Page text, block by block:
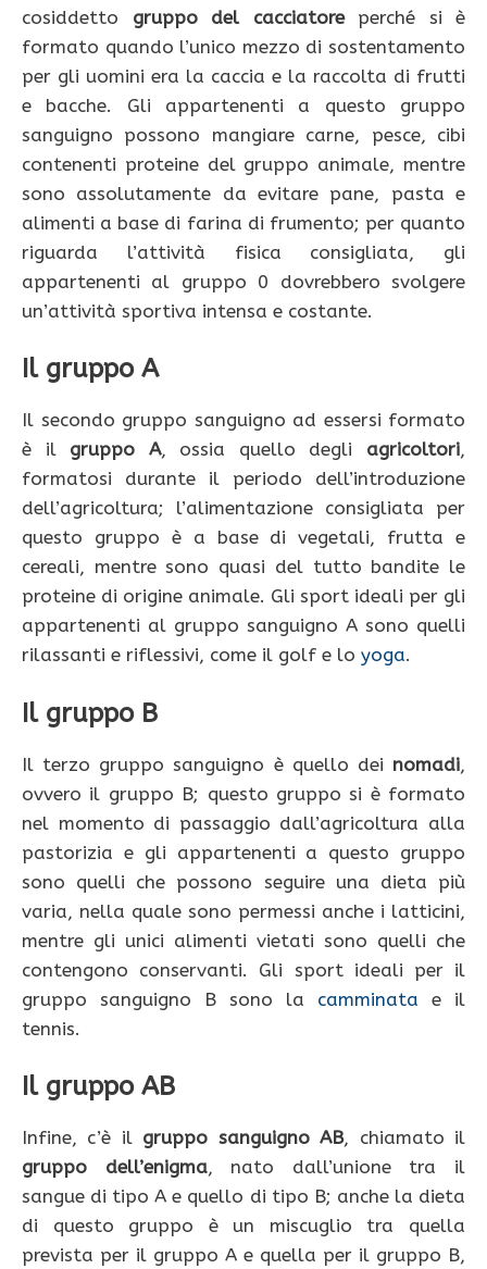
cosiddetto gruppo del cacciatoreperché si è
formato quando l’unico mezzo di sostentamento
per gli uomini era la caccia e la raccolta di frutti
e bacche. Gli appartenenti a questo gruppo
sanguigno possono mangiare carne, pesce, cibi
contenenti proteine del gruppo animale, mentre
sono assolutamente da evitare pane, pasta e
alimenti a base di farina di frumento; per quanto
riguarda l’attività fisica consigliata, gli
appartenenti al gruppo 0 dovrebbero svolgere
un’attività sportiva intensa e costante.
Il gruppo A
Il secondo gruppo sanguigno ad essersi formato
è il gruppo A, ossia quello degli agricoltori,
formatosi durante il periodo dell’introduzione
dell’agricoltura; l’alimentazione consigliata per
questo gruppo è a base di vegetali, frutta e
cereali, mentre sono quasi del tutto bandite le
proteine di origine animale. Gli sport ideali per gli
appartenenti al gruppo sanguigno A sono quelli
rilassanti e riflessivi, come il golf e lo yoga.
Il gruppo B
Il terzo gruppo sanguigno è quello dei nomadi,
ovvero il gruppo B; questo gruppo si è formato
nel momento di passaggio dall’agricoltura alla
pastorizia e gli appartenenti a questo gruppo
sono quelli che possono seguire una dieta più
varia, nella quale sono permessi anche i latticini,
mentre gli unici alimenti vietati sono quelli che
contengono conservanti. Gli sport ideali per il
gruppo sanguigno B sono la camminata e il
tennis.
Il gruppo AB
Infine, c’è il gruppo sanguigno AB, chiamato il
gruppo dell’enigma, nato dall’unione tra il
sangue di tipo A e quello di tipo B; anche la dieta
di questo gruppo è un miscuglio tra quella
prevista per il gruppo A e quella per il gruppo B,